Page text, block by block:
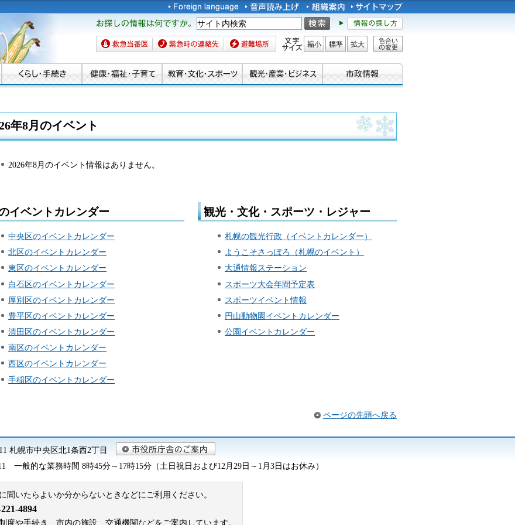
お探しの情報は何です
か。
救急当番医 緊急時の連絡先 避難場所 文字サイズ
縮小 標準 拡大
色合い
年8月のイベント
2026年8月のイベント情報はありません。
イベントカレンダー
中央区のイベントカレンダー
北区のイベントカレンダー
東区のイベントカレンダー
白石区のイベントカレンダー
厚別区のイベントカレンダー
豊平区のイベントカレンダー
清田区のイベントカレンダー
南区のイベントカレンダー
西区のイベントカレンダー
手稲区のイベントカレンダー
観光・文化・スポーツ・レジャー
札幌の観光行政（イベントカレンダー）
ようこそさっぽろ（札幌のイベント）
大通情報ステーション
スポーツ大会年間予定表
スポーツイベント情報
円山動物園イベントカレンダー
公園イベントカレンダー
ページの先頭へ戻る
札幌市中央区北1条西2丁目
一般的な業務時間 8時45分～17時15分（土日祝日および12月29日～1月3日はお休み）
聞いたらよいか分からないときなどにご利用ください。
4894
度や手続き、市内の施設、交通機関などをご案内しています。